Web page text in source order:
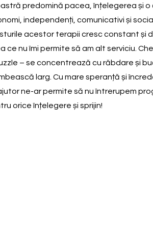
predomină pacea, înțelegerea și
independenți, comunicativi și
acestor terapii cresc constant și
nu îmi permite să am alt serviciu.
– se concentrează cu răbdare și
larg. Cu mare speranță și
ne-ar permite să nu întrerupem
orice înțelegere și sprijin!